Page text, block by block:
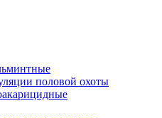
половой охоты